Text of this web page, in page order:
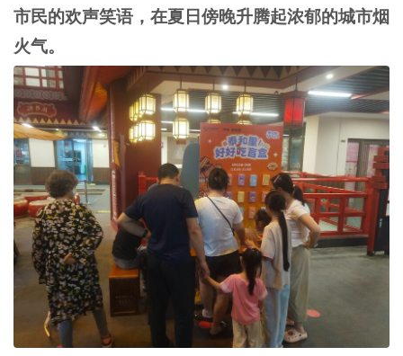
市民的欢声笑语，在夏日傍晚升腾起浓郁的城市烟
火气。